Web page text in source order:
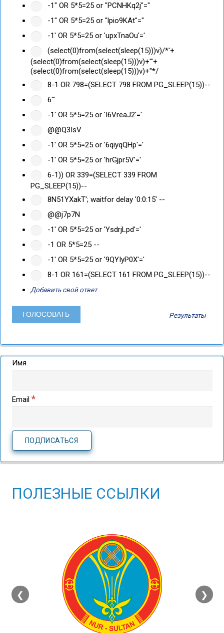
-1" OR 5*5=25 or "PCNHKq2j"="
-1" OR 5*5=25 or "lpio9KAt"="
-1' OR 5*5=25 or 'upxTnaOu'='
(select(0)from(select(sleep(15)))v)/*'+
(select(0)from(select(sleep(15)))v)+'"+
(select(0)from(select(sleep(15)))v)+"*/
8-1 OR 798=(SELECT 798 FROM PG_SLEEP(15))--
6'"
-1' OR 5*5=25 or 'I6VreaJ2'='
@@Q3IsV
-1' OR 5*5=25 or '6qiyqQHp'='
-1' OR 5*5=25 or 'hrGjpr5V'='
6-1)) OR 339=(SELECT 339 FROM
PG_SLEEP(15))--
8N51YXakT'; waitfor delay '0:0:15' --
@@j7p7N
-1' OR 5*5=25 or 'YsdrjLpd'='
-1 OR 5*5=25 --
-1' OR 5*5=25 or '9QYIyP0X'='
8-1 OR 161=(SELECT 161 FROM PG_SLEEP(15))--
Добавить свой ответ
Результаты
Имя
Email *
ПОЛЕЗНЫЕ ССЫЛКИ
❮ ❯